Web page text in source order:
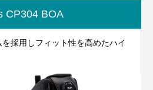
CP304 BOA
採用しフィット性を高めたハイ